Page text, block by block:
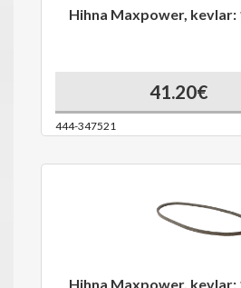
Hihna Maxpower, kevlar:
41.20€
444-347521
Hihna Maxpower, kevlar: